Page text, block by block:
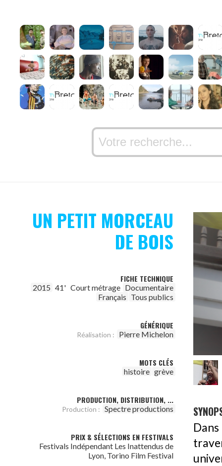
UN PETIT MORCEAU
DE BOIS
FICHE TECHNIQUE
2015 41' Court métrage Documentaire
Français Tous publics
GÉNÉRIQUE
Réalisation : Pierre Michelon
MOTS CLÉS
histoire grève
PRODUCTION, DISTRIBUTION, ...
Production : Spectre productions
PRIX & SÉLECTIONS EN FESTIVALS
Festivals Indépendant Les Inattendus de
Lyon, Torino Film Festival